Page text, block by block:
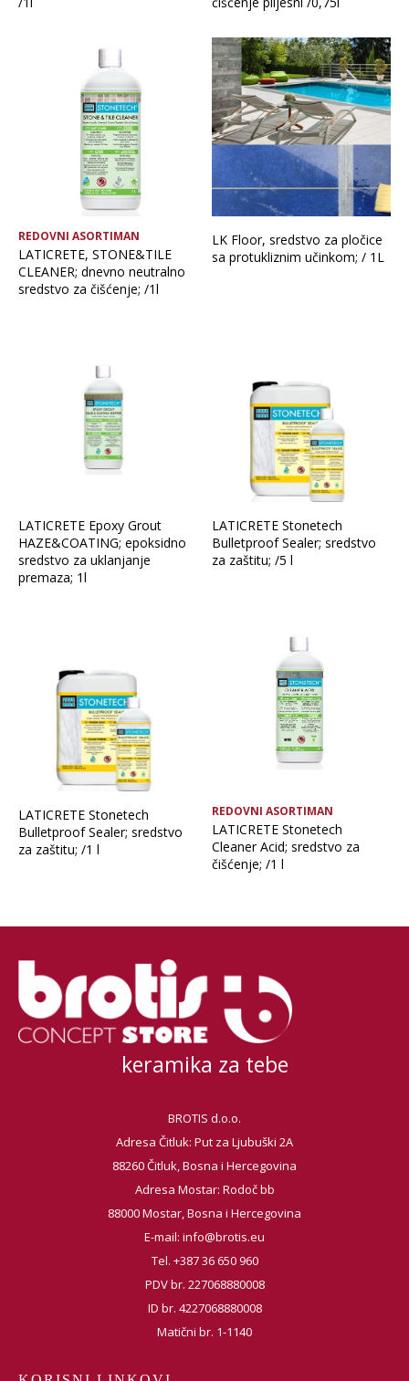
REDOVNI ASORTIMAN
LATICRETE, STONE&TILE
CLEANER; dnevno neutralno
sredstvo za čišćenje; /1l
LK Floor, sredstvo za pločice
sa protukliznim učinkom; / 1L
LATICRETE Epoxy Grout
HAZE&COATING; epoksidno
sredstvo za uklanjanje
premaza; 1l
LATICRETE Stonetech
Bulletproof Sealer; sredstvo
za zaštitu; /5 l
LATICRETE Stonetech
Bulletproof Sealer; sredstvo
za zaštitu; /1 l
REDOVNI ASORTIMAN
LATICRETE Stonetech
Cleaner Acid; sredstvo za
čišćenje; /1 l
keramika za tebe
BROTIS d.o.o.
Adresa Čitluk: Put za Ljubuški 2A
88260 Čitluk, Bosna i Hercegovina
Adresa Mostar: Rodoč bb
88000 Mostar, Bosna i Hercegovina
E-mail: info@brotis.eu
Tel. +387 36 650 960
PDV br. 227068880008
ID br. 4227068880008
Matični br. 1-1140